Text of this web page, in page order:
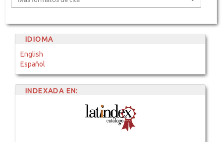
IDIOMA
English
Español
INDEXADA EN: